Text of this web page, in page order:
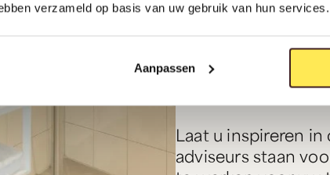
verzameld op basis van uw gebruik van hun services.
Aanpassen
O n
Laat u inspireren
adviseurs staan